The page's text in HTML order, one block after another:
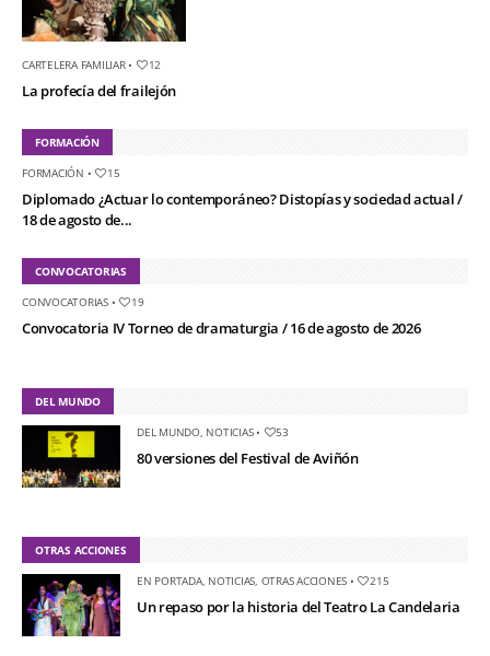
CARTELERA FAMILIAR• 12
La profecía del frailejón
FORMACIÓN
FORMACIÓN • 15
Diplomado ¿Actuar lo contemporáneo? Distopías y sociedad actual /
18 de agosto de...
CONVOCATORIAS
CONVOCATORIAS• 19
Convocatoria IV Torneo de dramaturgia / 16 de agosto de 2026
DEL MUNDO
DEL MUNDO, NOTICIAS• 53
80 versiones del Festival de Aviñón
OTRAS ACCIONES
EN PORTADA, NOTICIAS OTRAS ACCIONES • 215
Un repaso por la historia del Teatro La Candelaria